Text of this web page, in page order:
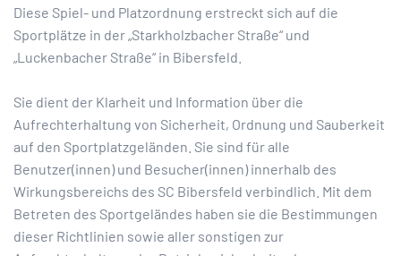
Diese Spiel- und Platzordnung erstreckt sich auf die
Sportplätze in der „Starkholzbacher Straße“ und
„Luckenbacher Straße“ in Bibersfeld.
Sie dient der Klarheit und Information über die
Aufrechterhaltung von Sicherheit, Ordnung und Sauberkeit
auf den Sportplatzgeländen. Sie sind für alle
Benutzer(innen) und Besucher(innen) innerhalb des
Wirkungsbereichs des SC Bibersfeld verbindlich. Mit dem
Betreten des Sportgeländes haben sie die Bestimmungen
dieser Richtlinien sowie aller sonstigen zur